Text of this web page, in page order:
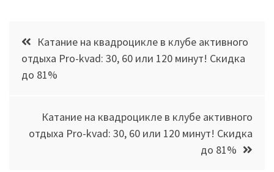
Навигация
по
записям
Катание на квадроцикле в клубе активного
отдыха Pro-kvad: 30, 60 или 120 минут! Скидка
до 81%
Катание на квадроцикле в клубе активного
отдыха Pro-kvad: 30, 60 или 120 минут! Скидка
до 81%